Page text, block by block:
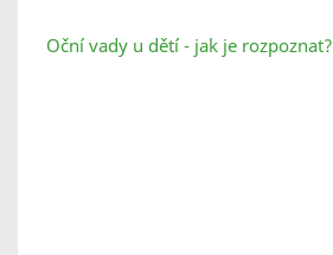
Oční vady u dětí - jak je rozpoznat?